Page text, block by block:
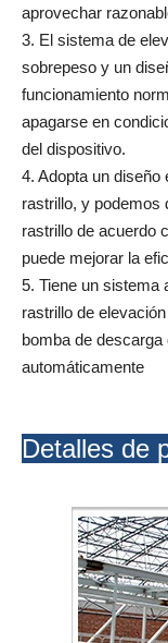
aprovechar
3. El sistema de
sobrepeso y un
funcionamiento
apagarse en
del dispositivo.
4. Adopta un diseño
rastrillo, y podemos
rastrillo de acuerdo
puede mejorar la
5. Tiene un sistema
rastrillo de
bomba de descarga
automáticamente
Detalles de